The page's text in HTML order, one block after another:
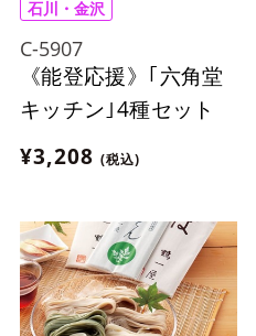
石川・金沢
C-5907
《能登応援》｢六角堂
キッチン｣4種セット
¥3,208 (税込)